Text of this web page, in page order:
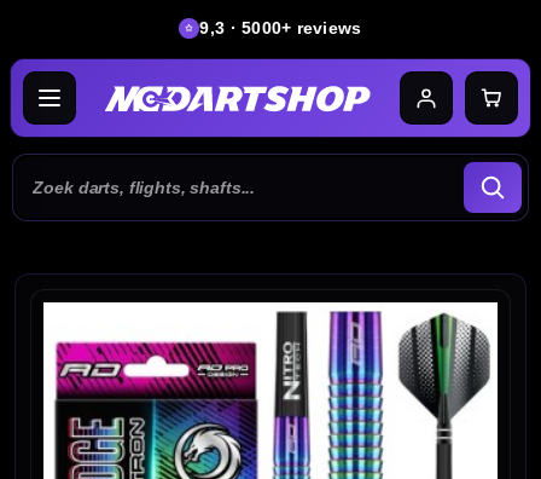
9,3 · 5000+ reviews